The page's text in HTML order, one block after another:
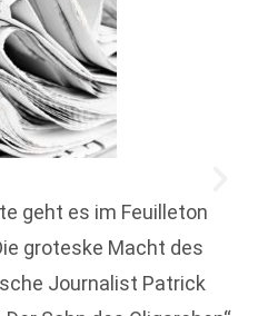
geht es im Feuilleton
groteske Macht des
Journalist Patrick